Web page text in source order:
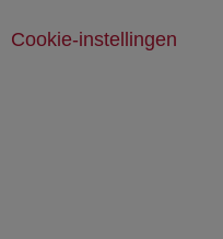
Cookie-instellingen